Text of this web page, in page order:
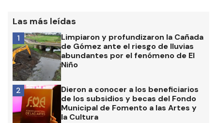
Las más leídas
Limpiaron y profundizaron la Cañada
de Gómez ante el riesgo de lluvias
abundantes por el fenómeno de El
Niño
1
Dieron a conocer a los beneficiarios
de los subsidios y becas del Fondo
Municipal de Fomento a las Artes y
la Cultura
2